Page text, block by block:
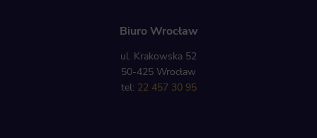
Biuro Wrocław
ul. Krakowska 52
50-425 Wrocław
tel: 22 457 30 95